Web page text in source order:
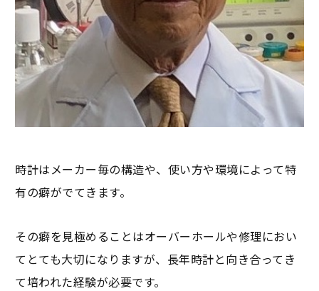
時計はメーカー毎の構造や、使い方や環境によって特
有の癖がでてきます。
その癖を見極めることはオーバーホールや修理におい
てとても大切になりますが、長年時計と向き合ってき
て培われた経験が必要です。